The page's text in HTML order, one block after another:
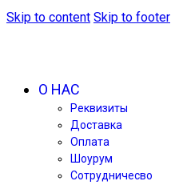
Skip to content Skip to footer
О НАС
Реквизиты
Доставка
Оплата
Шоурум
Сотрудничесво